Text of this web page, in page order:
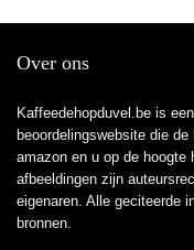
Over ons
Kaffeedehopduvel.be is
beoordelingswebsite die
amazon en u op de hoogte
afbeeldingen zijn
eigenaren. Alle geciteerde
bronnen.